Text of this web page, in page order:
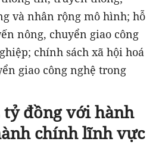
và nhân rộng mô hình; hỗ
nông, chuyển giao công
chính sách xã hội hoá
giao công nghệ trong
tỷ đồng với hành
chính lĩnh vực